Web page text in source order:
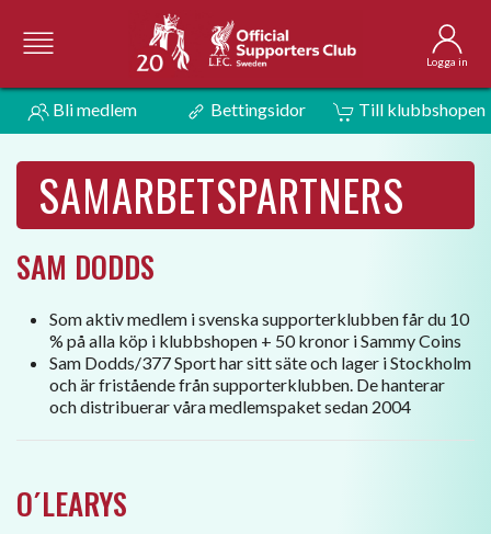
Logga in
Bli medlem Bettingsidor Till klubbshopen
SAMARBETSPARTNERS
SAM DODDS
Som aktiv medlem i svenska supporterklubben får du 10
% på alla köp i klubbshopen + 50 kronor i Sammy Coins
Sam Dodds/377 Sport har sitt säte och lager i Stockholm
och är fristående från supporterklubben. De hanterar
och distribuerar våra medlemspaket sedan 2004
O´LEARYS